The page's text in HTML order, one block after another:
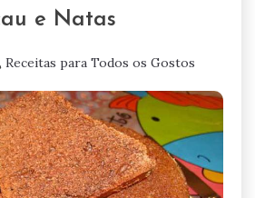
e Natas
Receitas para Todos os Gostos